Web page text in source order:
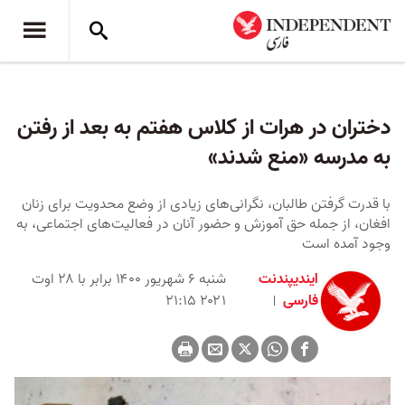
دختران در هرات از کلاس هفتم به بعد از رفتن
به مدرسه «منع شدند»
با قدرت گرفتن طالبان، نگرانی‌های زیادی از وضع محدویت برای زنان
افغان، از جمله حق آموزش و حضور آنان در فعالیت‌های اجتماعی، به
وجود آمده است
ایندیپندنت
فارسی
شنبه ۶ شهریور ۱۴۰۰ برابر با ۲۸ اوت
۲۰۲۱ ۲۱:۱۵